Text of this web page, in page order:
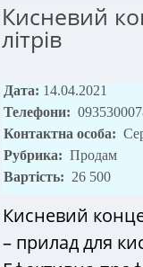
Кисневий
літрів
Дата: 14.04.2021
Телефони:
Контактна особа:
Рубрика: Продам
Вартість: 26 500
Кисневий
– прилад для